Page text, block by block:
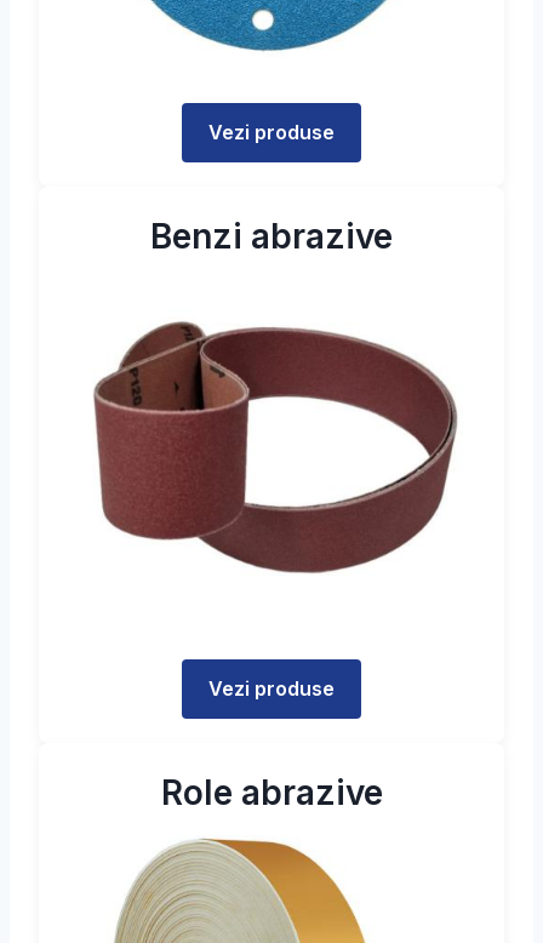
Vezi produse
Benzi abrazive
Vezi produse
Role abrazive